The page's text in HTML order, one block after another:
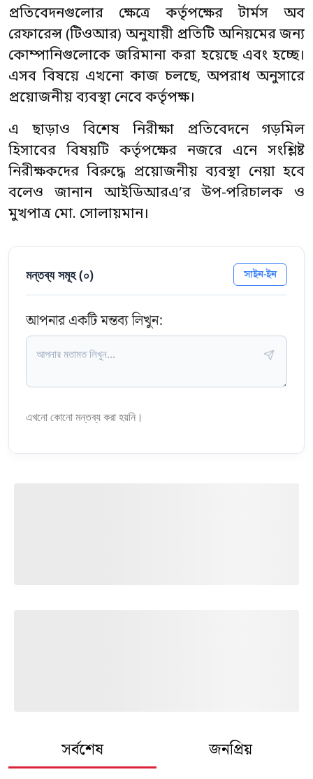
প্রতিবেদনগুলোর ক্ষেত্রে কর্তৃপক্ষের টার্মস অব
রেফারেন্স (টিওআর) অনুযায়ী প্রতিটি অনিয়মের জন্য
কোম্পানিগুলোকে জরিমানা করা হয়েছে এবং হচ্ছে।
এসব বিষয়ে এখনো কাজ চলছে, অপরাধ অনুসারে
প্রয়োজনীয় ব্যবস্থা নেবে কর্তৃপক্ষ।
এ ছাড়াও বিশেষ নিরীক্ষা প্রতিবেদনে গড়মিল
হিসাবের বিষয়টি কর্তৃপক্ষের নজরে এনে সংশ্লিষ্ট
নিরীক্ষকদের বিরুদ্ধে প্রয়োজনীয় ব্যবস্থা নেয়া হবে
বলেও জানান আইডিআরএ’র উপ-পরিচালক ও
মুখপাত্র মো. সোলায়মান।
মন্তব্য সমূহ (০) সাইন-ইন
আপনার একটি মন্তব্য লিখুন:
এখনো কোনো মন্তব্য করা হয়নি।
সর্বশেষ জনপ্রিয়